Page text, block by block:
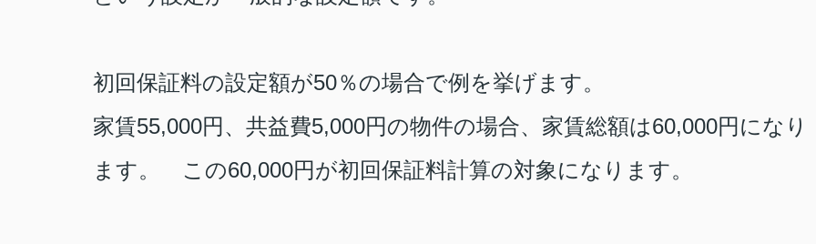
初回保証料の設定額が50％の場合で例を挙げます。
家賃55,000円、共益費5,000円の物件の場合、家賃総額は60,000円になり
ます。 この60,000円が初回保証料計算の対象になります。